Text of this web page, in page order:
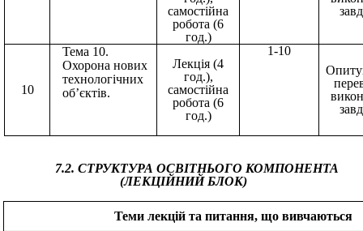
самостійна
робота (6
год.)
10
Тема 10.
Охорона нових
технологічних
об’єктів.
Лекція (4
год.),
самостійна
робота (6
год.)
1-10
7.2. СТРУКТУРА ОСВІТНЬОГО КОМПОНЕНТА
(ЛЕКЦІЙНИЙ БЛОК)
Теми лекцій та питання, що вивчаються